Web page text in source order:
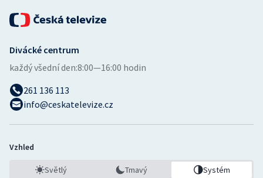
Divácké centrum
každý všední den:8:00—16:00 hodin
261 136 113
info@ceskatelevize.cz
Vzhled
Světlý Tmavý Systém